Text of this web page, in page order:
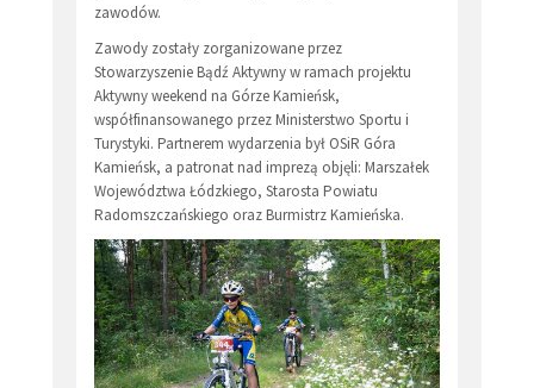
zawodów.
Zawody zostały zorganizowane przez
Stowarzyszenie Bądź Aktywny w ramach projektu
Aktywny weekend na Górze Kamieńsk,
współfinansowanego przez Ministerstwo Sportu i
Turystyki. Partnerem wydarzenia był OSiR Góra
Kamieńsk, a patronat nad imprezą objęli: Marszałek
Województwa Łódzkiego, Starosta Powiatu
Radomszczańskiego oraz Burmistrz Kamieńska.